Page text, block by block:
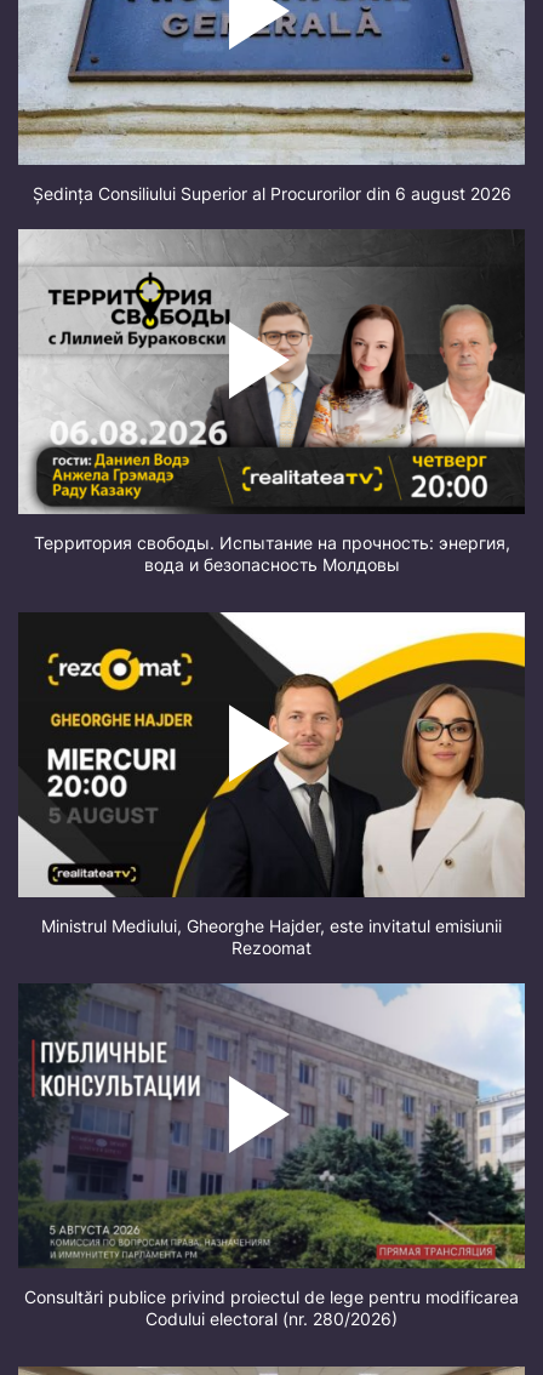
Ședința Consiliului Superior al Procurorilor din 6 august 2026
Территория свободы. Испытание на прочность: энергия,
вода и безопасность Молдовы
Ministrul Mediului, Gheorghe Hajder, este invitatul emisiunii
Rezoomat
Consultări publice privind proiectul de lege pentru modificarea
Codului electoral (nr. 280/2026)